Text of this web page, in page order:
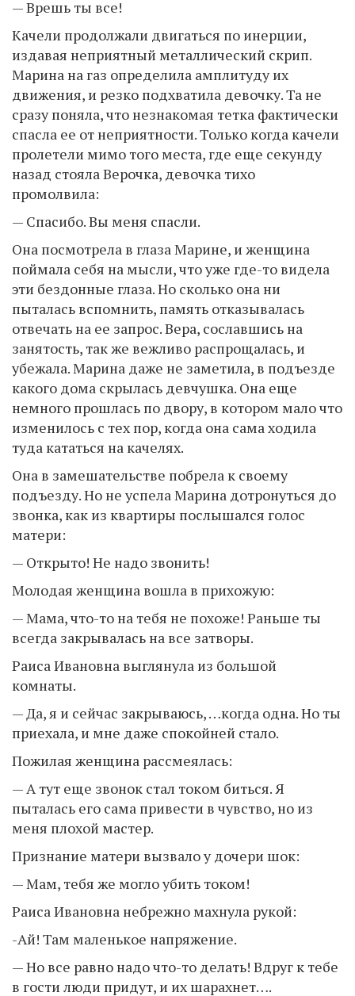
— Врешь ты все!
Качели продолжали двигаться по инерции,
издавая неприятный металлический скрип.
Марина на газ определила амплитуду их
движения, и резко подхватила девочку. Та не
сразу поняла, что незнакомая тетка фактически
спасла ее от неприятности. Только когда качели
пролетели мимо того места, где еще секунду
назад стояла Верочка, девочка тихо
промолвила:
— Спасибо. Вы меня спасли.
Она посмотрела в глаза Марине, и женщина
поймала себя на мысли, что уже где-то видела
эти бездонные глаза. Но сколько она ни
пыталась вспомнить, память отказывалась
отвечать на ее запрос. Вера, сославшись на
занятость, так же вежливо распрощалась, и
убежала. Марина даже не заметила, в подъезде
какого дома скрылась девчушка. Она еще
немного прошлась по двору, в котором мало что
изменилось с тех пор, когда она сама ходила
туда кататься на качелях.
Она в замешательстве побрела к своему
подъезду. Но не успела Марина дотронуться до
звонка, как из квартиры послышался голос
матери:
— Открыто! Не надо звонить!
Молодая женщина вошла в прихожую:
— Мама, что-то на тебя не похоже! Раньше ты
всегда закрывалась на все затворы.
Раиса Ивановна выглянула из большой
комнаты.
— Да, я и сейчас закрываюсь, …когда одна. Но ты
приехала, и мне даже спокойней стало.
Пожилая женщина рассмеялась:
— А тут еще звонок стал током биться. Я
пыталась его сама привести в чувство, но из
меня плохой мастер.
Признание матери вызвало у дочери шок:
— Мам, тебя же могло убить током!
Раиса Ивановна небрежно махнула рукой:
-Ай! Там маленькое напряжение.
— Но все равно надо что-то делать! Вдруг к тебе
в гости люди придут, и их шарахнет….